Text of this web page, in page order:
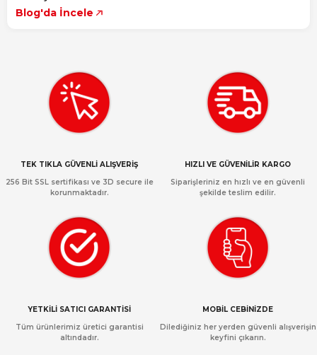
Blog'da İncele
TEK TIKLA GÜVENLİ ALIŞVERİŞ
256 Bit SSL sertifikası ve 3D secure ile
korunmaktadır.
HIZLI VE GÜVENİLİR KARGO
Siparişleriniz en hızlı ve en güvenli
şekilde teslim edilir.
YETKİLİ SATICI GARANTİSİ
Tüm ürünlerimiz üretici garantisi
altındadır.
MOBİL CEBİNİZDE
Dilediğiniz her yerden güvenli alışverişin
keyfini çıkarın.